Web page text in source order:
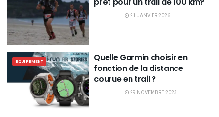
21 JANVIER 2026
EQUIPEMENT
Quelle Garmin choisir en
fonction de la distance
courue en trail ?
29 NOVEMBRE 2023